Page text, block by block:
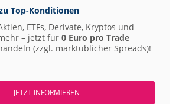
Top-Konditionen
ETFs, Derivate, Kryptos und
– jetzt für 0 Euro pro Trade
(zzgl. marktüblicher Spreads)!
JETZT INFORMIEREN